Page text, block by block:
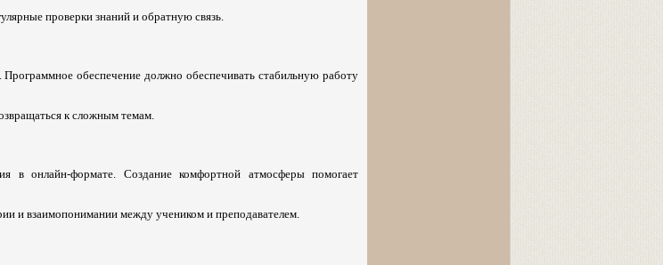
проверки знаний и обратную связь.
Программное обеспечение должно обеспечивать стабильную работу
к сложным темам.
в онлайн-формате. Создание комфортной атмосферы помогает
и взаимопонимании между учеником и преподавателем.